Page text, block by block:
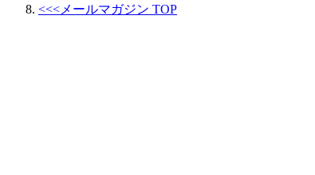
<<<メールマガジン TOP